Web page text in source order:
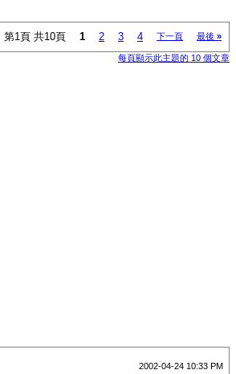
第1頁 共10頁 1 2 3 4 下一頁 最後 »
每頁顯示此主題的 10 個文章
2002-04-24 10:33 PM